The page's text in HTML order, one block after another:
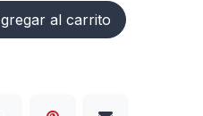
al carrito